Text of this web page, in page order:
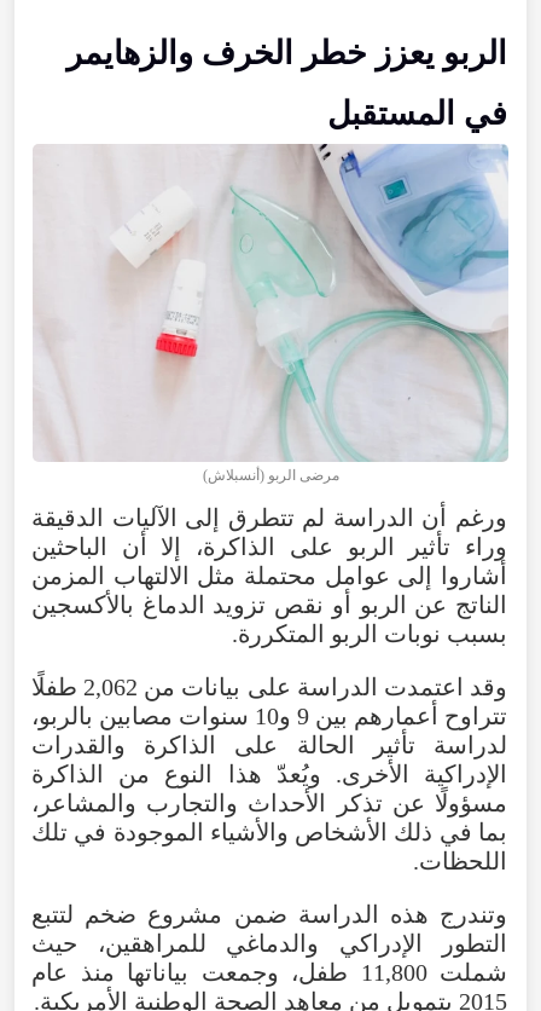
الربو يعزز خطر الخرف والزهايمر
في المستقبل
مرضى الربو (أنسبلاش)
ورغم أن الدراسة لم تتطرق إلى الآليات الدقيقة
وراء تأثير الربو على الذاكرة، إلا أن الباحثين
أشاروا إلى عوامل محتملة مثل الالتهاب المزمن
الناتج عن الربو أو نقص تزويد الدماغ بالأكسجين
بسبب نوبات الربو المتكررة.
وقد اعتمدت الدراسة على بيانات من 2,062 طفلًا
تتراوح أعمارهم بين 9 و10 سنوات مصابين بالربو،
لدراسة تأثير الحالة على الذاكرة والقدرات
الإدراكية الأخرى. ويُعدّ هذا النوع من الذاكرة
مسؤولًا عن تذكر الأحداث والتجارب والمشاعر،
بما في ذلك الأشخاص والأشياء الموجودة في تلك
اللحظات.
وتندرج هذه الدراسة ضمن مشروع ضخم لتتبع
التطور الإدراكي والدماغي للمراهقين، حيث
شملت 11,800 طفل، وجمعت بياناتها منذ عام
2015 بتمويل من معاهد الصحة الوطنية الأمريكية.